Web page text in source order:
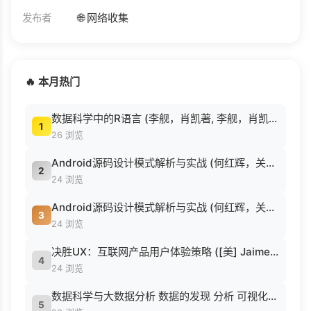
发布者 🌐 网络收集
🔥 本月热门
1
数据科学中的R语言 (李舰，肖凯著, 李舰，肖凯著；吴喜之审校, Pdg2Pic).pdf
26 浏览
2
Android源码设计模式解析与实战 (何红辉，关爱民著, 何红辉, 关爱民著, 何红辉, 关爱民).pdf
24 浏览
3
Android源码设计模式解析与实战 (何红辉，关爱民著, 何红辉, 关爱民著, 何红辉, 关爱民).pdf
24 浏览
4
决胜UX：互联网产品用户体验策略 ([美] Jaime Levy [[美] Jaime Levy]).epub
24 浏览
5
数据科学与大数据分析 数据的发现 分析 可视化与表示 ( etc.).epub